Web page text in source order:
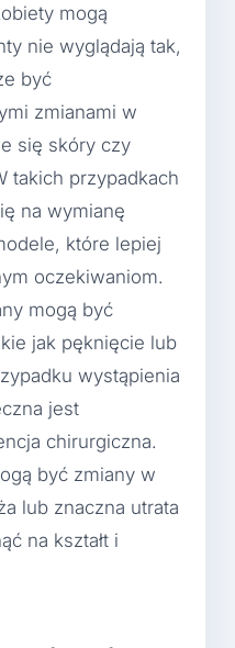
mogą
nie wyglądają tak,
być
zmianami w
się skóry czy
takich przypadkach
na wymianę
które lepiej
oczekiwaniom.
mogą być
jak pęknięcie lub
wystąpienia
jest
chirurgiczna.
być zmiany w
lub znaczna utrata
na kształt i